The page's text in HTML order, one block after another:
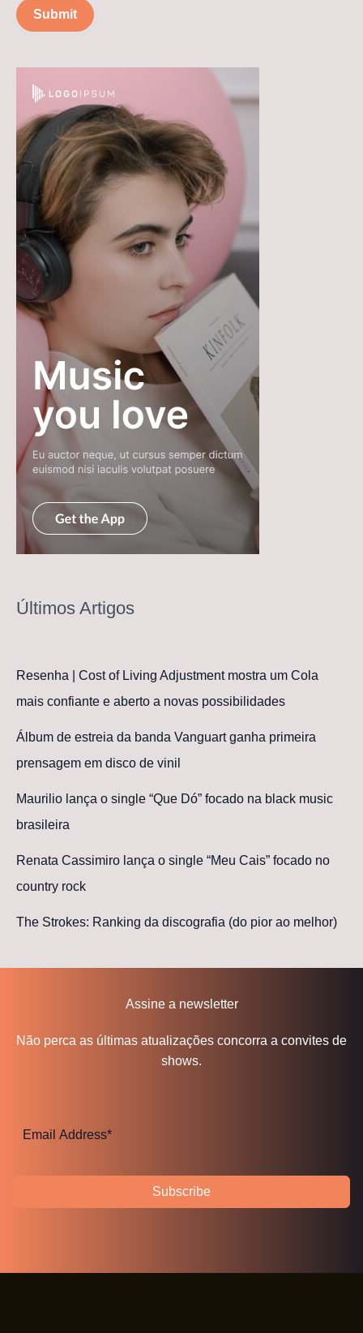
Submit
Últimos Artigos
Resenha | Cost of Living Adjustment mostra um Cola
mais confiante e aberto a novas possibilidades
Álbum de estreia da banda Vanguart ganha primeira
prensagem em disco de vinil
Maurilio lança o single “Que Dó” focado na black music
brasileira
Renata Cassimiro lança o single “Meu Cais” focado no
country rock
The Strokes: Ranking da discografia (do pior ao melhor)
Assine a newsletter
Não perca as últimas atualizações concorra a convites de
shows.
Subscribe